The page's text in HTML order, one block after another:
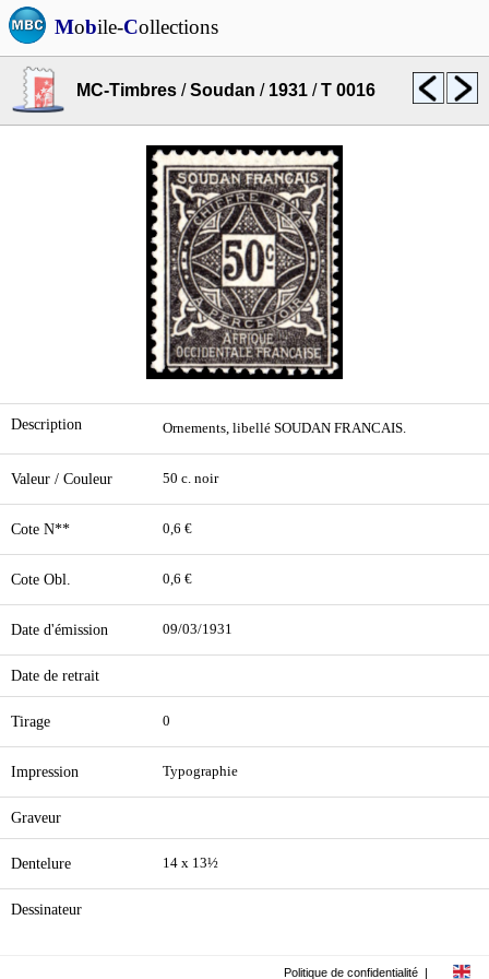
Mobile-Collections
MC-Timbres /Soudan / 1931 /T 0016
Description Ornements, libellé SOUDAN FRANCAIS.
Valeur / Couleur 50 c. noir
Cote N** 0,6 €
Cote Obl. 0,6 €
Date d'émission 09/03/1931
Date de retrait
Tirage 0
Impression Typographie
Graveur
Dentelure 14 x 13½
Dessinateur
Politique de confidentialité |